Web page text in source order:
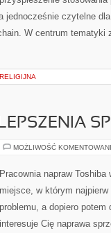
jednocześnie czytelne
W centrum tematyki
MOŻLIWOŚĆ
Pracownia napraw
miejsce, w którym
problemu, a dopiero
interesuje Cię naprawa